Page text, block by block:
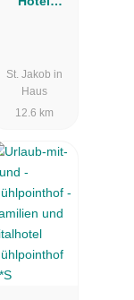
St. Jakob in
Haus
12.6 km